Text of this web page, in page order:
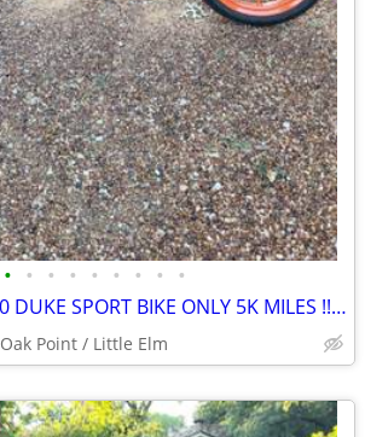
• • • • • • • • •
LIKE NEW KTM 390 DUKE SPORT BIKE ONLY 5K MILES !!obo!!
Oak Point / Little Elm